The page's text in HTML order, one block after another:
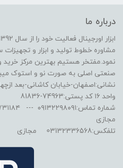
درباره ما
مشاوره خطوط تولید و ابزار و
نمود.مفتخر هستیم بهترین مرکز خرید
صنعتی اصلی به صورت نو و استوک
واحد ۱۶ کد پستی:74963-81836
مجازی
تلفکس:03132336568 مجازی